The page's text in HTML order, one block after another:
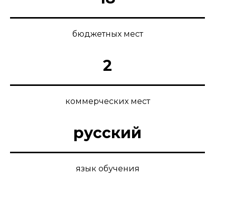
бюджетных мест
2
коммерческих мест
русский
язык обучения